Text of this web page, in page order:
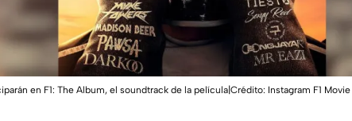
en F1: The Album, el soundtrack de la película|Crédito: Instagram F1